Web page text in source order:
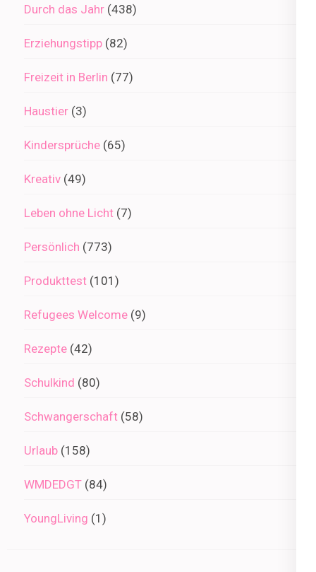
Durch das Jahr (438)
Erziehungstipp (82)
Freizeit in Berlin (77)
Haustier (3)
Kindersprüche (65)
Kreativ (49)
Leben ohne Licht (7)
Persönlich (773)
Produkttest (101)
Refugees Welcome (9)
Rezepte (42)
Schulkind (80)
Schwangerschaft (58)
Urlaub (158)
WMDEDGT (84)
YoungLiving (1)